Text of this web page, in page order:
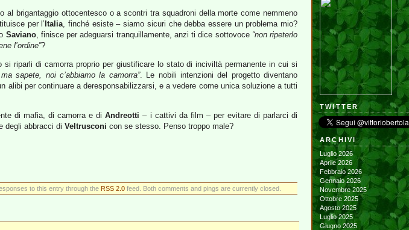
brigantaggio ottocentesco o a scontri tra squadroni della morte come nemmeno
per l’ Italia, finché esiste – siamo sicuri che debba essere un problema mio?
Saviano, finisce per adeguarsi tranquillamente, anzi ti dice sottovoce “non ripeterlo
l’ordine”?
riparli di camorra proprio per giustificare lo stato di inciviltà permanente in cui si
sapete, noi c’abbiamo la camorra”. Le nobili intenzioni del progetto diventano
alibi per continuare a deresponsabilizzarsi, e a vedere come unica soluzione a tutti
di mafia, di camorra e diAndreotti – i cattivi da film – per evitare di parlarci di
degli abbracci di Veltrusconi con se stesso. Penso troppo male?
to this entry through the RSS 2.0feed. Both comments and pings are currently closed.
TWITTER
ARCHIVI
Luglio 2026
Aprile 2026
Febbraio 2026
Gennaio 2026
Novembre 2025
Ottobre 2025
Agosto 2025
Luglio 2025
Giugno 2025